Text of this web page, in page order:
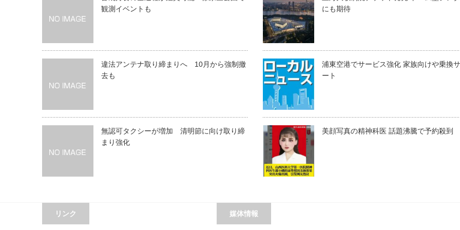
観測イベントも
違法アンテナ取り締まりへ 10月から強制撤
去も
無認可タクシーが増加 清明節に向け取り締
まり強化
にも期待
浦東空港でサービス強化 家族向けや乗換
ート
美顔写真の精神科医 話題沸騰で予約殺到
リンク 媒体情報